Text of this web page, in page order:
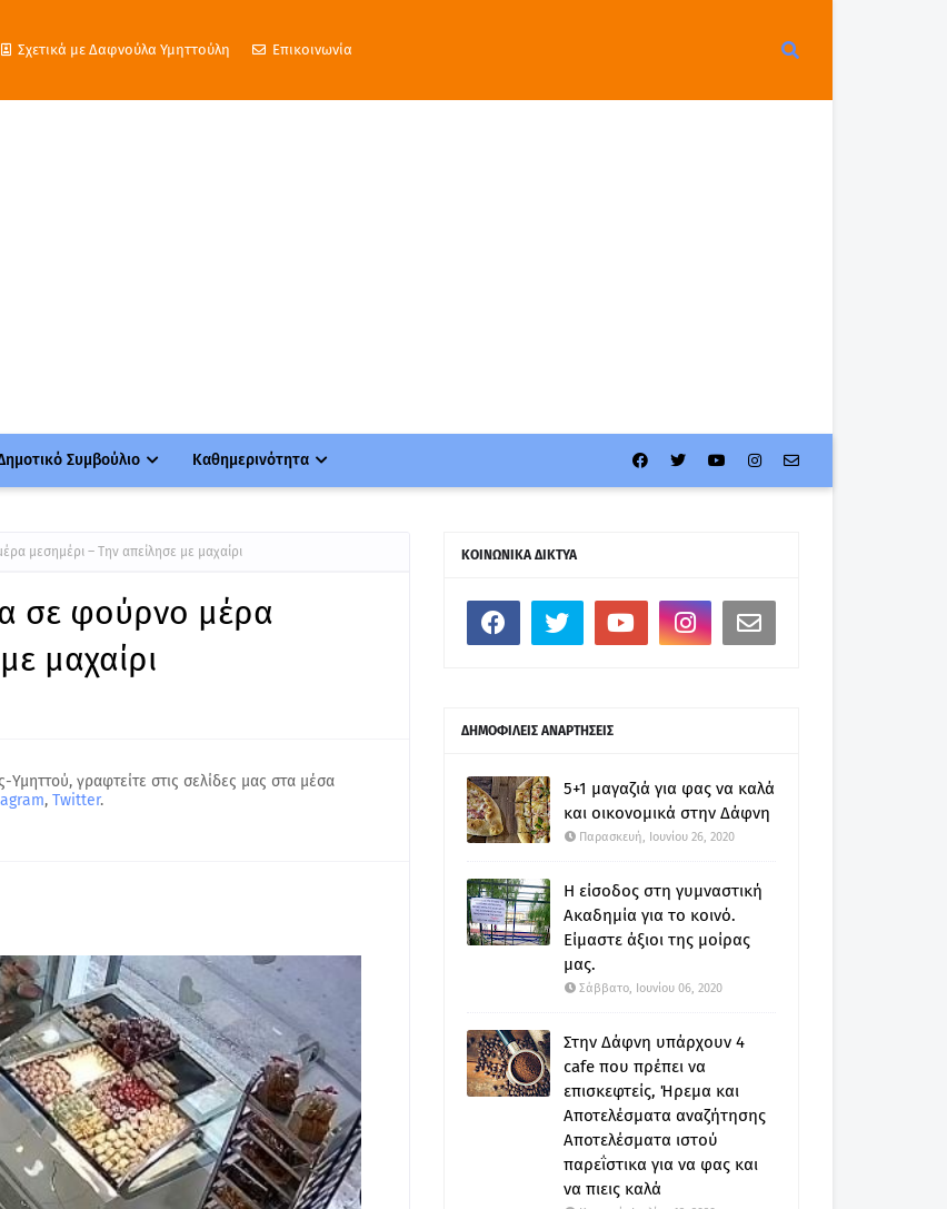
Σχετικά με Δαφνούλα Υμηττούλη Επικοινωνία
Συμβούλιο Καθημερινότητα
μεσημέρι – Την απείλησε με μαχαίρι
σε φούρνο μέρα
μαχαίρι
γραφτείτε στις σελίδες μας στα μέσα
, Twitter.
ΚΟΙΝΩΝΙΚΑ ΔΙΚΤΥΑ
ΔΗΜΟΦΙΛΕΙΣ ΑΝΑΡΤΗΣΕΙΣ
5+1 μαγαζιά για φας να καλά
και οικονομικά στην Δάφνη
Παρασκευή, Ιουνίου 26, 2020
Η είσοδος στη γυμναστική
Ακαδημία για το κοινό.
Είμαστε άξιοι της μοίρας
μας.
Σάββατο, Ιουνίου 06, 2020
Στην Δάφνη υπάρχουν 4
cafe που πρέπει να
επισκεφτείς, Ήρεμα και
Αποτελέσματα αναζήτησης
Αποτελέσματα ιστού
παρεΐστικα για να φας και
να πιεις καλά